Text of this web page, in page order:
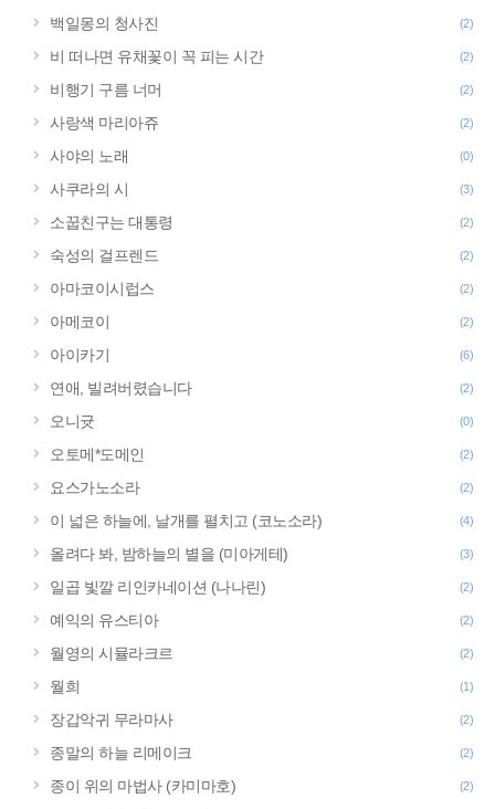
백일몽의 청사진 (2)
비 떠나면 유채꽃이 꼭 피는 시간 (2)
비행기 구름 너머 (2)
사랑색 마리아쥬 (2)
사야의 노래 (0)
사쿠라의 시 (3)
소꿉친구는 대통령 (2)
숙성의 걸프렌드 (2)
아마코이시럽스 (2)
아메코이 (2)
아이카기 (6)
연애, 빌려버렸습니다 (2)
오니귯 (0)
오토메*도메인 (2)
요스가노소라 (2)
이 넓은 하늘에, 날개를 펼치고 (코노소라) (4)
올려다 봐, 밤하늘의 별을 (미아게테) (3)
일곱 빛깔 리인카네이션 (나나린) (2)
예익의 유스티아 (2)
월영의 시뮬라크르 (2)
월희 (1)
장갑악귀 무라마사 (2)
종말의 하늘 리메이크 (2)
종이 위의 마법사 (카미마호) (2)